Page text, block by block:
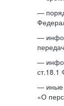
—
—
—
ст.18.1
— иные
«О